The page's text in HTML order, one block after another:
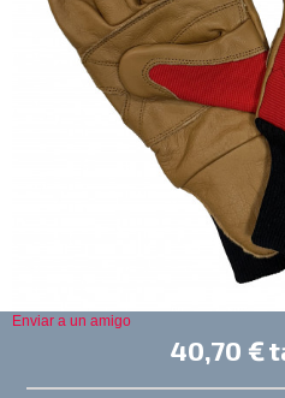
Enviar a un amigo
40,70 €